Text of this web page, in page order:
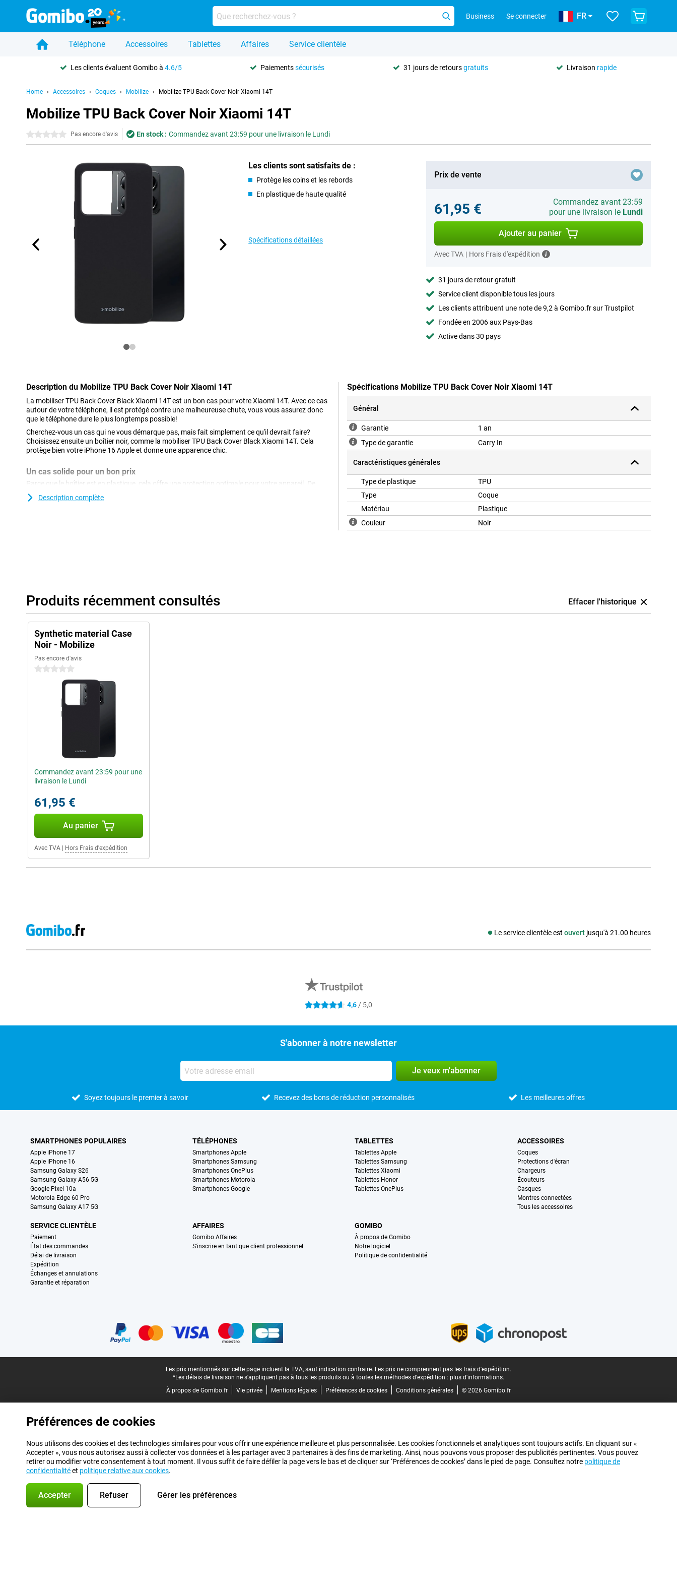
Business Se connecter FR
Téléphone Accessoires Tablettes Affaires Service clientèle
Les clients évaluent Gomibo à4.6/5 Paiementssécurisés 31 jours de retoursgratuits Livraison rapide
Home Accessoires Coques Mobilize Mobilize TPU Back Cover Noir Xiaomi 14T
Mobilize TPU Back Cover Noir Xiaomi 14T
0 étoiles Pas encore d'avis En stock : Commandez avant 23:59 pour une livraison le Lundi
Les clients sont satisfaits de :
Protège les coins et les rebords
En plastique de haute qualité
Spécifications détaillées
Prix de vente
61,95 €
Commandez avant 23:59
pour une livraison le Lundi
Ajouter au panier
Avec TVA | Hors Frais d'expédition
31 jours de retour gratuit
Service client disponible tous les jours
Les clients attribuent une note de 9,2 à Gomibo.fr sur Trustpilot
Fondée en 2006 aux Pays-Bas
Active dans 30 pays
Description du Mobilize TPU Back Cover Noir Xiaomi 14T
La mobiliser TPU Back Cover Black Xiaomi 14T est un bon cas pour votre Xiaomi 14T. Avec ce cas
autour de votre téléphone, il est protégé contre une malheureuse chute, vous vous assurez donc
que le téléphone dure le plus longtemps possible!
Cherchez-vous un cas qui ne vous démarque pas, mais fait simplement ce qu'il devrait faire?
Choisissez ensuite un boîtier noir, comme la mobiliser TPU Back Cover Black Xiaomi 14T. Cela
protège bien votre iPhone 16 Apple et donne une apparence chic.
Un cas solide pour un bon prix
Parce que le boîtier est en plastique, cela offre une protection optimale pour votre appareil. De
plus, les couvertures en plastique ne sont souvent pas aussi chères que les autres couvertures. La
couverture arrière, avec le protecteur d'écran, est peut-être l'accessoire téléphonique le plus utilisé,
Description complète
Spécifications Mobilize TPU Back Cover Noir Xiaomi 14T
Général
Garantie
1 an
Type de garantie
Carry In
Caractéristiques générales
Type de plastique
TPU
Type
Coque
Matériau
Plastique
Couleur
Noir
Produits récemment consultés Effacer l'historique
Synthetic material Case
Noir - Mobilize
Pas encore d'avis
0 étoiles
Commandez avant 23:59 pour une
livraison le Lundi
61,95 €
Au panier
Avec TVA Hors Frais d'expédition
Le service clientèle est ouvert jusqu'à 21.00 heures
Média social
4.6 étoiles 4,6 / 5,0
S'abonner à notre newsletter
Je veux m'abonner
Soyez toujours le premier à savoir Recevez des bons de réduction personnalisés Les meilleures offres
SMARTPHONES POPULAIRES
Apple iPhone 17
Apple iPhone 16
Samsung Galaxy S26
Samsung Galaxy A56 5G
Google Pixel 10a
Motorola Edge 60 Pro
Samsung Galaxy A17 5G
TÉLÉPHONES
Smartphones Apple
Smartphones Samsung
Smartphones OnePlus
Smartphones Motorola
Smartphones Google
TABLETTES
Tablettes Apple
Tablettes Samsung
Tablettes Xiaomi
Tablettes Honor
Tablettes OnePlus
ACCESSOIRES
Coques
Protections d'écran
Chargeurs
Écouteurs
Casques
Montres connectées
Tous les accessoires
SERVICE CLIENTÈLE
Paiement
État des commandes
Délai de livraison
Expédition
Échanges et annulations
Garantie et réparation
AFFAIRES
Gomibo Affaires
S'inscrire en tant que client professionnel
GOMIBO
À propos de Gomibo
Notre logiciel
Politique de confidentialité
Les prix mentionnés sur cette page incluent la TVA, sauf indication contraire. Les prix ne comprennent pas les frais d'expédition.
*Les délais de livraison ne s'appliquent pas à tous les produits ou à toutes les méthodes d'expédition : plus d'informations.
À propos de Gomibo.fr
Vie privée Mentions légales Préférences de cookies Conditions générales © 2026 Gomibo.fr
Préférences de cookies
Nous utilisons des cookies et des technologies similaires pour vous offrir une expérience meilleure et plus personnalisée. Les cookies fonctionnels et analytiques sont toujours actifs. En cliquant sur «
Accepter », vous nous autorisez aussi à collecter vos données et à les partager avec 3 partenaires à des fins de marketing. Ainsi, nous pouvons vous proposer des publicités pertinentes. Vous pouvez
retirer ou modifier votre consentement à tout moment. Il vous suffit de faire défiler la page vers le bas et de cliquer sur ‘Préférences de cookies’ dans le pied de page. Consultez notre politique de
confidentialitéet politique relative aux cookies.
Accepter Refuser Gérer les préférences